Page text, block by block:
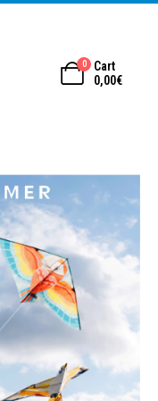
0
Cart
0,00€